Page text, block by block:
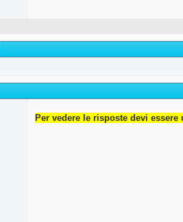
Per vedere le risposte devi